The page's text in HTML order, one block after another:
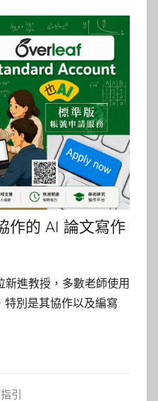
作的 AI 論文寫作
Grammarly 應
進教授，多數老師使用
別是其協作以及編寫
知申請訊息時自己幸好立
引